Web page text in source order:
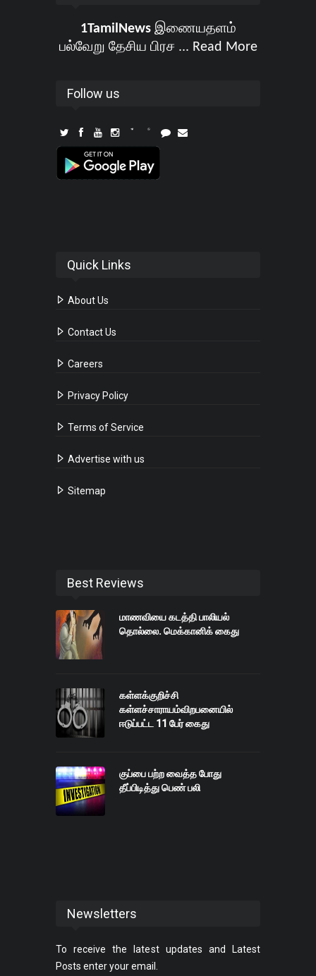
1TamilNewsஇணையதளம்
பல்வேறு தேசிய பிரச ... Read More
Follow us
Quick Links
About Us
Contact Us
Careers
Privacy Policy
Terms of Service
Advertise with us
Sitemap
Best Reviews
மாணவியை கடத்தி பாலியல்
தொல்லை. மெக்கானிக் கைது
கள்ளக்குறிச்சி
கள்ளச்சாராயம்விறபனையில்
ஈடுப்பட்ட 11 பேர் கைது
குப்பை பற்ற வைத்த போது
தீப்பிடித்து பெண் பலி
Newsletters
To receive the latest updates and Latest
Posts enter your email.